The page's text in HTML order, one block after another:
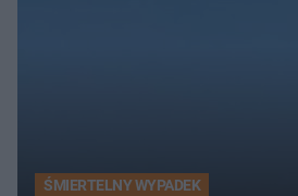
ŚMIERTELNY WYPADEK